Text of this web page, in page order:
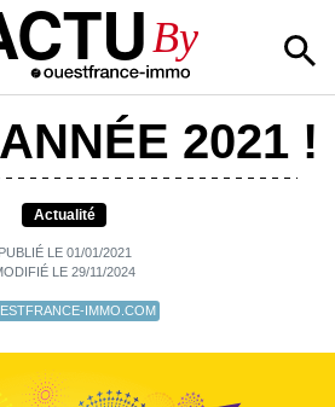
By
2021 !
Actualité
PUBLIÉ LE 01/01/2021
LE 29/11/2024
IMMO.COM